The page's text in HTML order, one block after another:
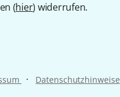
(hier) widerrufen.
· Datenschutzhinweise